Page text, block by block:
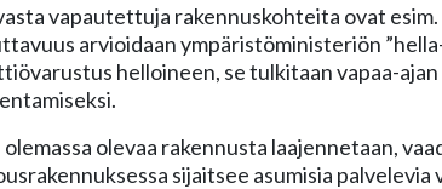
vapautettuja rakennuskohteita ovat
arvioidaan ympäristöministeriön
helloineen, se tulkitaan vapaa-
olemassa olevaa rakennusta laajennetaan,
sijaitsee asumisia